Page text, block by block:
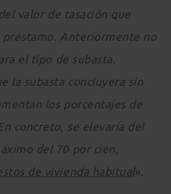
valor de tasación que
préstamo. Anteriormente no
el tipo de subasta.
la subasta concluyera sin
los porcentajes de
concreto, se elevaría del
del 70 por cien,
de vivienda habitual».